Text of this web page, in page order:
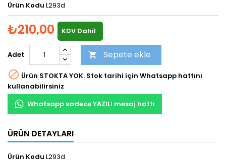
Ürün Kodu L293d
₺210,00 KDV Dahil
Adet  Sepete ekle
 Ürün STOKTA YOK. Stok tarihi için Whatsapp hattını
kullanabilirsiniz
Whatsapp sadece YAZILI mesaj hattı
ÜRÜN DETAYLARI
Ürün Kodu L293d